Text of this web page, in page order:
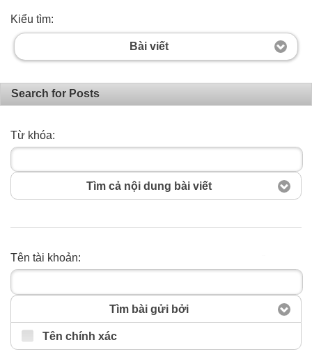
Kiểu tìm:
Bài viết
Search for Posts
Từ khóa:
Tìm cả nội dung bài viết
Tên tài khoản:
Tìm bài gửi bởi
Tên chính xác